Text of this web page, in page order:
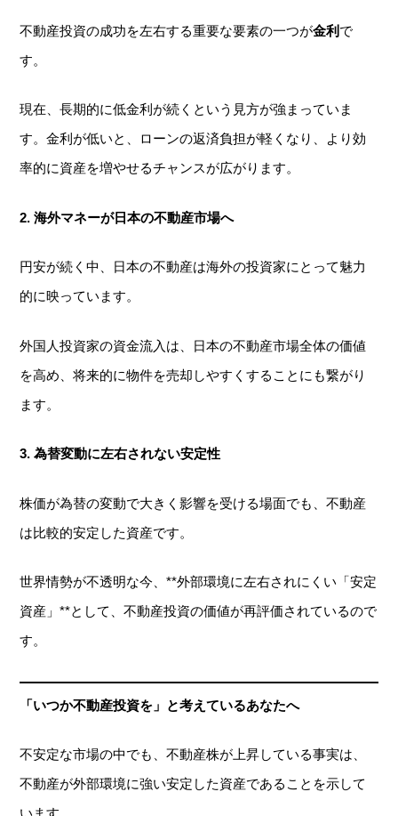
不動産投資の成功を左右する重要な要素の一つが金利 で
す。
現在、長期的に低金利が続くという見方が強まっていま
す。金利が低いと、ローンの返済負担が軽くなり、より効
率的に資産を増やせるチャンスが広がります。
2.海外マネーが日本の不動産市場へ
円安が続く中、日本の不動産は海外の投資家にとって魅力
的に映っています。
外国人投資家の資金流入は、日本の不動産市場全体の価値
を高め、将来的に物件を売却しやすくすることにも繋がり
ます。
3.為替変動に左右されない安定性
株価が為替の変動で大きく影響を受ける場面でも、不動産
は比較的安定した資産です。
世界情勢が不透明な今、**外部環境に左右されにくい「安定
資産」**として、不動産投資の価値が再評価されているので
す。
「いつか不動産投資を」と考えているあなたへ
不安定な市場の中でも、不動産株が上昇している事実は、
不動産が外部環境に強い安定した資産であることを示して
います。